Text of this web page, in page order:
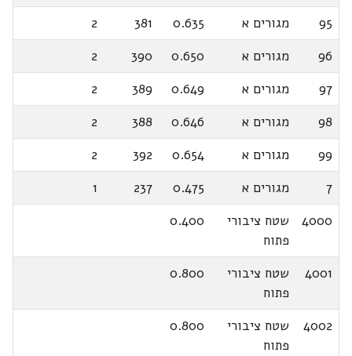
95
מגורים א 0.635
381
2
96
מגורים א 0.650
390
2
97
מגורים א 0.649
389
2
98
מגורים א 0.646
388
2
99
מגורים א 0.654
392
2
7
מגורים א 0.475
237
1
4000
שטח ציבורי
פתוח
0.400
4001
שטח ציבורי
פתוח
0.800
4002
שטח ציבורי
פתוח
0.800